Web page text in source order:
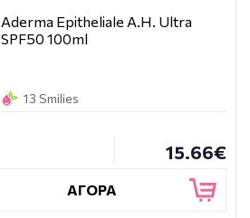
Aderma Epitheliale A.H. Ultra
SPF50 100ml
13 Smilies
15.66€
ΑΓΟΡΑ